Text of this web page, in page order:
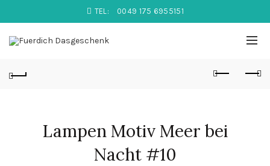
TEL: 0049 175 6955151
Lampen Motiv Meer bei
Nacht #10